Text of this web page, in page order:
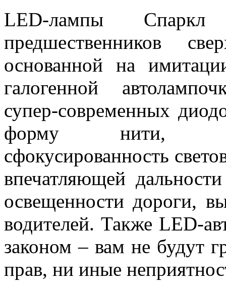
LED-лампы
предшественников
основанной на
галогенной
супер-современных
форму нити,
сфокусированность
впечатляющей
освещенности дороги,
водителей. Также LED-
законом – вам не будут
прав, ни иные